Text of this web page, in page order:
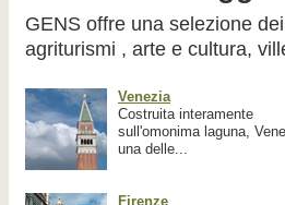
GENS offre una selezione
agriturismi , arte e cultura,
Venezia
Costruita interamente
sull'omonima laguna,
una delle...
Firenze